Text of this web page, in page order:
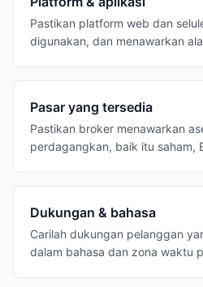
Pastikan platform web dan
digunakan, dan menawarkan
Pasar yang tersedia
Pastikan broker menawarkan
perdagangkan, baik itu saham,
Dukungan & bahasa
Carilah dukungan pelanggan
dalam bahasa dan zona waktu